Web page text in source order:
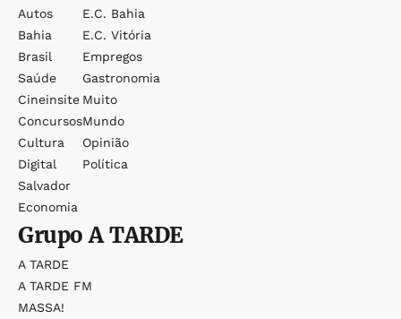
Autos
Bahia
Brasil
Saúde
Cineinsite
Concursos
Cultura
Digital
Salvador
Economia
E.c. Bahia
E.c. Vitória
Empregos
Gastronomia
Muito
Mundo
Opinião
Política
GrupoA TARDE
A TARDE
A TARDE FM
MASSA!